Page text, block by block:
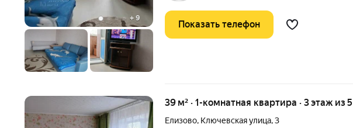
+ 9
Показать телефон
39 м² · 1-комнатная квартира · 3 этаж из 5
Елизово, Ключевская улица,3